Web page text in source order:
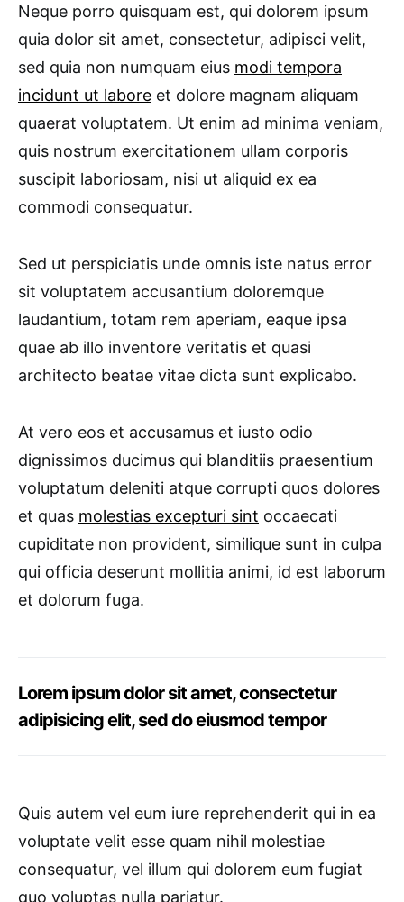
Neque porro quisquam est, qui dolorem ipsum
quia dolor sit amet, consectetur, adipisci velit,
sed quia non numquam eius modi tempora
incidunt ut labore et dolore magnam aliquam
quaerat voluptatem. Ut enim ad minima veniam,
quis nostrum exercitationem ullam corporis
suscipit laboriosam, nisi ut aliquid ex ea
commodi consequatur.
Sed ut perspiciatis unde omnis iste natus error
sit voluptatem accusantium doloremque
laudantium, totam rem aperiam, eaque ipsa
quae ab illo inventore veritatis et quasi
architecto beatae vitae dicta sunt explicabo.
At vero eos et accusamus et iusto odio
dignissimos ducimus qui blanditiis praesentium
voluptatum deleniti atque corrupti quos dolores
et quas molestias excepturi sint occaecati
cupiditate non provident, similique sunt in culpa
qui officia deserunt mollitia animi, id est laborum
et dolorum fuga.
Lorem ipsum dolor sit amet, consectetur
adipisicing elit, sed do eiusmod tempor
Quis autem vel eum iure reprehenderit qui in ea
voluptate velit esse quam nihil molestiae
consequatur, vel illum qui dolorem eum fugiat
quo voluptas nulla pariatur.